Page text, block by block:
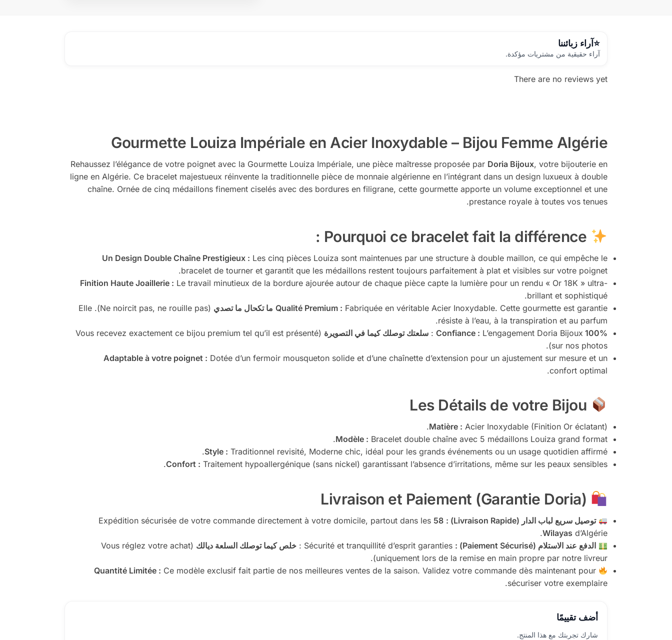
آراء زبائننا
آراء حقيقية من مشتريات مؤكدة.
There are no reviews yet
Gourmette Louiza Impériale en Acier Inoxydable – Bijou Femme Algérie
Rehaussez l’élégance de votre poignet avec la Gourmette Louiza Impériale, une pièce maîtresse proposée par Doria Bijoux, votre bijouterie en
ligne en Algérie. Ce bracelet majestueux réinvente la traditionnelle pièce de monnaie algérienne en l’intégrant dans un design luxueux à double
chaîne. Ornée de cinq médaillons finement ciselés avec des bordures en filigrane, cette gourmette apporte un volume exceptionnel et une
prestance royale à toutes vos tenues.
Un Design Double Chaîne Prestigieux : Les cinq pièces Louiza sont maintenues par une structure à double maillon, ce qui empêche le
bracelet de tourner et garantit que les médaillons restent toujours parfaitement à plat et visibles sur votre poignet.
Finition Haute Joaillerie : Le travail minutieux de la bordure ajourée autour de chaque pièce capte la lumière pour un rendu « Or 18K » ultra-
brillant et sophistiqué.
Qualité Premium : Fabriquée en véritable Acier Inoxydable. Cette gourmette est garantie ما تكحال ما تصدي
(Ne noircit pas, ne rouille pas). Elle
résiste à l’eau, à la transpiration et au parfum.
100% Confiance :
L’engagement Doria Bijoux : سلعتك توصلك كيما في التصويرة (Vous recevez exactement ce bijou premium tel qu’il est présenté
sur nos photos).
Adaptable à votre poignet : Dotée d’un fermoir mousqueton solide et d’une chaînette d’extension pour un ajustement sur mesure et un
confort optimal.
Matière : Acier Inoxydable (Finition Or éclatant).
Modèle : Bracelet double chaîne avec 5 médaillons Louiza grand format.
Style : Traditionnel revisité, Moderne chic, idéal pour les grands événements ou un usage quotidien affirmé.
Confort : Traitement hypoallergénique (sans nickel) garantissant l’absence d’irritations, même sur les peaux sensibles.
توصيل سريع لباب الدار (Livraison Rapide) : Expédition sécurisée de votre commande directement à votre domicile, partout dans les
58
Wilayas d’Algérie.
الدفع عند الاستلام (Paiement Sécurisé) :
Sécurité et tranquillité d’esprit garanties : خلص كيما توصلك السلعة ديالك
(Vous réglez votre achat
uniquement lors de la remise en main propre par notre livreur).
Quantité Limitée : Ce modèle exclusif fait partie de nos meilleures ventes de la saison. Validez votre commande dès maintenant pour
sécuriser votre exemplaire.
أضف تقييمًا
شارك تجربتك مع هذا المنتج.